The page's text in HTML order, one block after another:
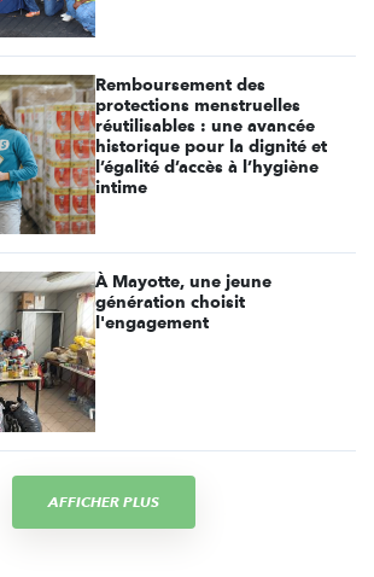
Remboursement des
protections menstruelles
réutilisables : une avancée
historique pour la dignité et
l’égalité d’accès à l’hygiène
intime
À Mayotte, une jeune
génération choisit
l'engagement
AFFICHER PLUS